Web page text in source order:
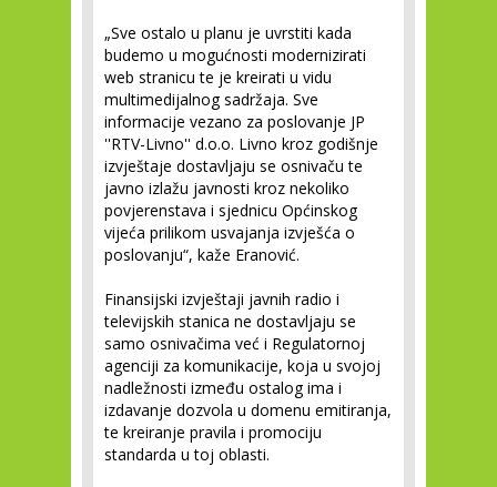
„Sve ostalo u planu je uvrstiti kada
budemo u mogućnosti modernizirati
web stranicu te je kreirati u vidu
multimedijalnog sadržaja. Sve
informacije vezano za poslovanje JP
''RTV-Livno'' d.o.o. Livno kroz godišnje
izvještaje dostavljaju se osnivaču te
javno izlažu javnosti kroz nekoliko
povjerenstava i sjednicu Općinskog
vijeća prilikom usvajanja izvješća o
poslovanju“, kaže Eranović.
Finansijski izvještaji javnih radio i
televijskih stanica ne dostavljaju se
samo osnivačima već i Regulatornoj
agenciji za komunikacije, koja u svojoj
nadležnosti između ostalog ima i
izdavanje dozvola u domenu emitiranja,
te kreiranje pravila i promociju
standarda u toj oblasti.